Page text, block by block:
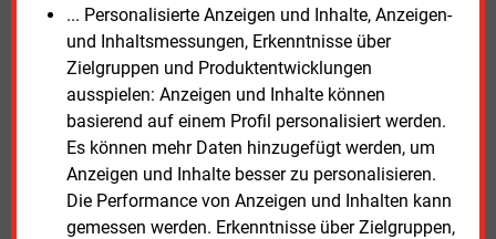
... Personalisierte Anzeigen und Inhalte, Anzeigen-
und Inhaltsmessungen, Erkenntnisse über
Zielgruppen und Produktentwicklungen
ausspielen: Anzeigen und Inhalte können
basierend auf einem Profil personalisiert werden.
Es können mehr Daten hinzugefügt werden, um
Anzeigen und Inhalte besser zu personalisieren.
Die Performance von Anzeigen und Inhalten kann
gemessen werden. Erkenntnisse über Zielgruppen,
Verbraucher analog zur Fernwärmenutzung von der
Verantwortung für den Einsatz erneuerbarer
Energieträger befreien und diese Verantwortung den
Inverkehrbringern auferlegen.“ Deutschlandweit seien
das etwa 70 bis 100 Unternehmen. Rund 620.000
Haushalte, überwiegend im ländlichen Raum, werden
Stücke zufolge mit Flüssiggas beliefert. Verlässlicher
Klimaschutz werde über eine verbindliche Quote
grüner Moleküle organisiert – nicht über komplexe